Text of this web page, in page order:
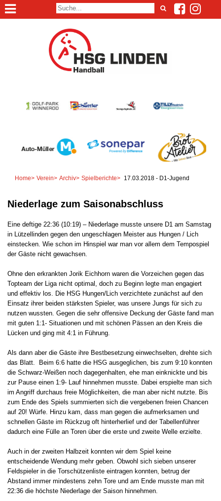
Home> Verein> Archiv> Spielberichte> 17.03.2018 - D1-Jugend
Niederlage zum Saisonabschluss
Eine deftige 22:36 (10:19) – Niederlage musste unsere D1 am Samstag
in Lützellinden gegen den ungeschlagen Meister aus Hungen / Lich
einstecken. Wie schon im Hinspiel war man vor allem dem Tempospiel
der Gäste nicht gewachsen.
Ohne den erkrankten Jorik Eichhorn waren die Vorzeichen gegen das
Topteam der Liga nicht optimal, doch zu Beginn legte man engagiert
und effektiv los. Die HSG Hungen/Lich verzichtete zunächst auf den
Einsatz ihrer beiden stärksten Spieler, was unsere Jungs für sich zu
nutzen wussten. Gegen die sehr offensive Deckung der Gäste fand man
mit guten 1:1- Situationen und mit schönen Pässen an den Kreis die
Lücken und ging mit 4:1 in Führung.
Als dann aber die Gäste ihre Bestbesetzung einwechselten, drehte sich
das Blatt. Beim 6:6 hatte die HSG ausgeglichen, bis zum 9:10 konnten
die Schwarz-Weißen noch dagegenhalten, ehe man einknickte und bis
zur Pause einen 1:9- Lauf hinnehmen musste. Dabei erspielte man sich
im Angriff durchaus freie Möglichkeiten, die man aber nicht nutzte. Bis
zum Ende des Spiels summierten sich die vergebenen freien Chancen
auf 20! Würfe. Hinzu kam, dass man gegen die aufmerksamen und
schnellen Gäste im Rückzug oft hinterherlief und der Tabellenführer
dadurch eine Fülle an Toren über die erste und zweite Welle erzielte.
Auch in der zweiten Halbzeit konnten wir dem Spiel keine
entscheidende Wendung mehr geben. Obwohl sich sieben unserer
Feldspieler in die Torschützenliste eintragen konnten, betrug der
Abstand immer mindestens zehn Tore und am Ende musste man mit
22:36 die höchste Niederlage der Saison hinnehmen.